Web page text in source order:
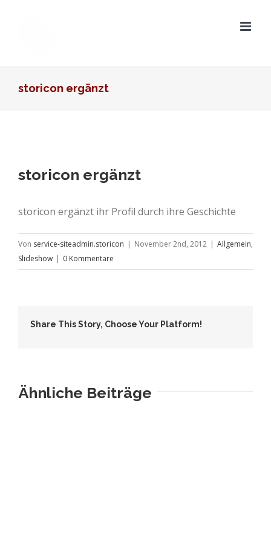
storicon ergänzt
grösseres
storicon ergänzt
storicon ergänzt ihr Profil durch ihre Geschichte
Von service-siteadmin.storicon | November 2nd, 2012 | Allgemein,
Slideshow | 0 Kommentare
Share This Story, Choose Your Platform!
Ähnliche Beiträge